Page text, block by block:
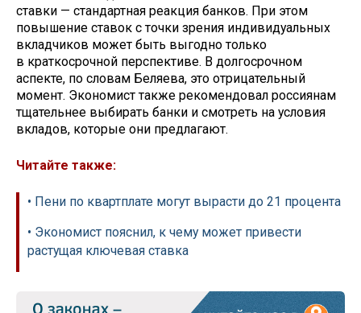
ставки — стандартная реакция банков. При этом
повышение ставок с точки зрения индивидуальных
вкладчиков может быть выгодно только
в краткосрочной перспективе. В долгосрочном
аспекте, по словам Беляева, это отрицательный
момент. Экономист также рекомендовал россиянам
тщательнее выбирать банки и смотреть на условия
вкладов, которые они предлагают.
Читайте также:
• Пени по квартплате могут вырасти до 21 процента
• Экономист пояснил, к чему может привести
растущая ключевая ставка